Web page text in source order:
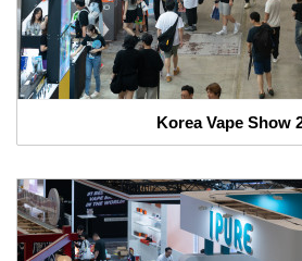
Korea Vape Show